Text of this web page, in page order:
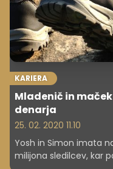
KARIERA
Mladenič in
denarja
25. 02. 2020 11.10
Yosh in Simon imata
milijona sledilcev, kar